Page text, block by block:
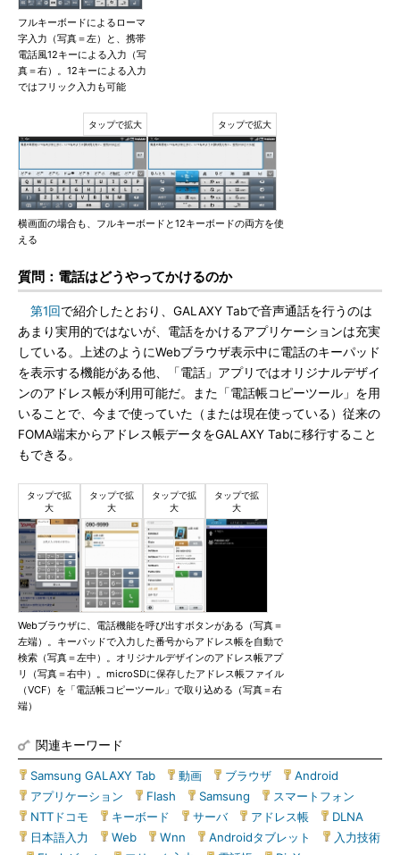
フルキーボードによるローマ
字入力（写真＝左）と、携帯
電話風12キーによる入力（写
真＝右）。12キーによる入力
ではフリック入力も可能
横画面の場合も、フルキーボードと12キーボードの両方を使
える
質問：電話はどうやってかけるのか
第1回で紹介したとおり、GALAXY Tabで音声通話を行うのは
あまり実用的ではないが、電話をかけるアプリケーションは充実
している。上述のようにWebブラウザ表示中に電話のキーパッド
を表示する機能がある他、「電話」アプリではオリジナルデザイ
ンのアドレス帳が利用可能だ。また「電話帳コピーツール」を用
いることで、今まで使っていた（または現在使っている）従来の
FOMA端末からアドレス帳データをGALAXY Tabに移行すること
もできる。
Webブラウザに、電話機能を呼び出すボタンがある（写真＝
左端）。キーパッドで入力した番号からアドレス帳を自動で
検索（写真＝左中）。オリジナルデザインのアドレス帳アプ
リ（写真＝右中）。microSDに保存したアドレス帳ファイル
（VCF）を「電話帳コピーツール」で取り込める（写真＝右
端）
関連キーワード
Samsung GALAXY Tab 動画 ブラウザ Android
アプリケーション
Flash Samsung スマートフォン
NTTドコモ
キーボード サーバ| アドレス帳 DLNA
日本語入力
Web Wnn Androidタブレット
入力技術